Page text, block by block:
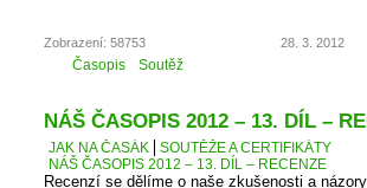
Zobrazení: 58753 28. 3. 2012
Časopis Soutěž
NÁŠ ČASOPIS 2012 – 13. DÍL –
JAK NA ČASÁK
SOUTĚŽE A CERTIFIKÁTY
NÁŠ ČASOPIS 2012 – 13. DÍL – RECENZE
Recenzí se dělíme o naše zkušenosti a